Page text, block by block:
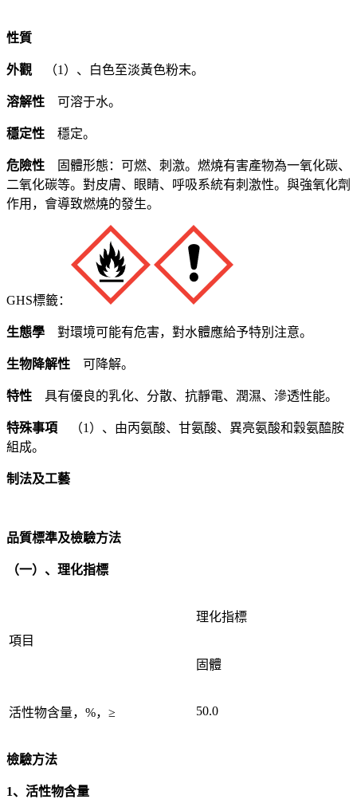
性質
外觀 （1）、白色至淡黃色粉末。
溶解性 可溶于水。
穩定性 穩定。
危險性
固體形態：可燃、刺激。燃燒有害產物為一氧化碳、
二氧化碳等。對皮膚、眼睛、呼吸系統有刺激性。與強氧化劑
作用，會導致燃燒的發生。
GHS標籤：
生態學 對環境可能有危害，對水體應給予特別注意。
生物降解性 可降解。
特性 具有優良的乳化、分散、抗靜電、潤濕、滲透性能。
特殊事項
（1）、由丙氨酸、甘氨酸、異亮氨酸和穀氨醯胺
組成。
制法及工藝
品質標準及檢驗方法
（一）、理化指標
項目
理化指標
固體
活性物含量，%，≥ 50.0
檢驗方法
1、活性物含量